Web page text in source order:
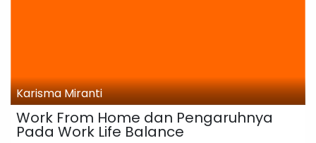
Karisma Miranti
Work From Home dan Pengaruhnya
Pada Work Life Balance